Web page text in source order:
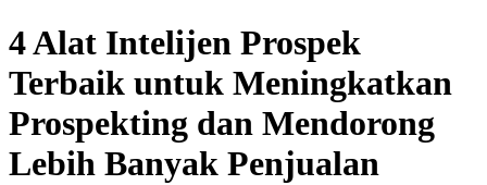
4 Alat Intelijen Prospek
Terbaik untuk Meningkatkan
Prospekting dan Mendorong
Lebih Banyak Penjualan